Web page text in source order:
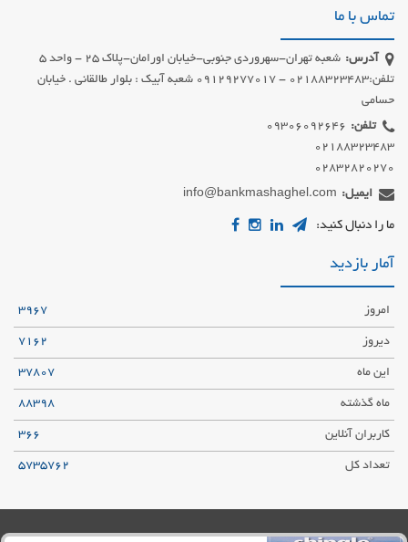
تماس با ما
آدرس:
شعبه تهران-سهروردی جنوبی-خیابان اورامان-پلاک 25 - واحد 5
تلفن:02188323483 - 09129277017 شعبه آبیک : بلوار طالقانی . خیابان
حسامی
تلفن:
02832820270
ایمیل: info@bankmashaghel.com
ما را دنبال کنید:
آمار بازدید
امروز 3967
دیروز 7162
این ماه 37807
ماه گذشته 88398
کاربران آنلاین 366
تعداد کل 5735762
حریم شخصی کاربران قوانین و مقررات نقشه سایت خبرخوان